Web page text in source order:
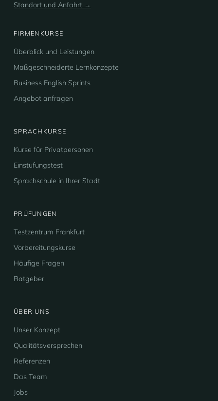
Standort und Anfahrt →
FIRMENKURSE
Überblick und Leistungen
Maßgeschneiderte Lernkonzepte
Business English Sprints
Angebot anfragen
SPRACHKURSE
Kurse für Privatpersonen
Einstufungstest
Sprachschule in Ihrer Stadt
PRÜFUNGEN
Testzentrum Frankfurt
Vorbereitungskurse
Häufige Fragen
Ratgeber
ÜBER UNS
Unser Konzept
Qualitätsversprechen
Referenzen
Das Team
Jobs